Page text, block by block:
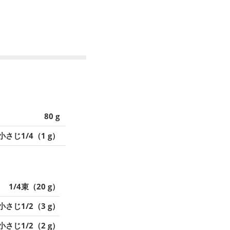
80 g
さじ1/4（1 g）
1/4束（20 g）
さじ1/2（3 g）
さじ1/2（2 g）